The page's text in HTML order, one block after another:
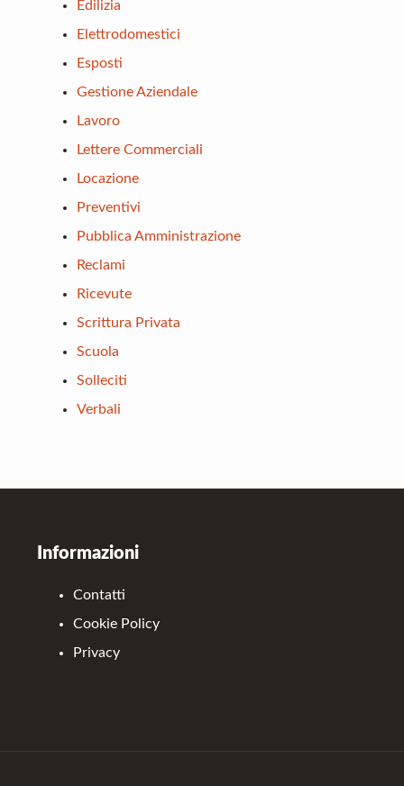
Edilizia
Elettrodomestici
Esposti
Gestione Aziendale
Lavoro
Lettere Commerciali
Locazione
Preventivi
Pubblica Amministrazione
Reclami
Ricevute
Scrittura Privata
Scuola
Solleciti
Verbali
Informazioni
Contatti
Cookie Policy
Privacy